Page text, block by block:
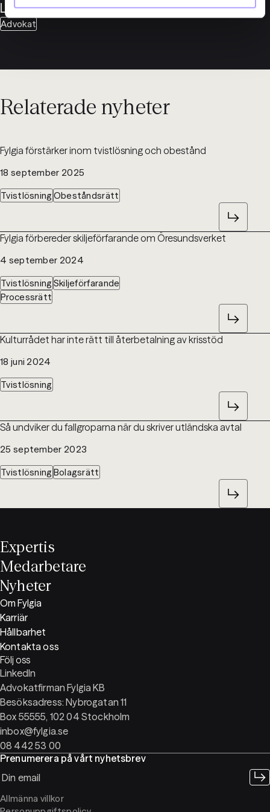
Advokat
Linder
Relaterade nyheter
18 september 2025
Tvistlösning Obeståndsrätt
Fylgia förstärker inom tvistlösning och obestånd
4 september 2024
Tvistlösning Skiljeförfarande
Processrätt
Fylgia förbereder skiljeförfarande om Öresundsverket
18 juni 2024
Tvistlösning
Kulturrådet har inte rätt till återbetalning av krisstöd
25 september 2023
Tvistlösning Bolagsrätt
Så undviker du fallgroparna när du skriver utländska avtal
Expertis
Medarbetare
Nyheter
Advokatfirman Fylgia KB
Besöksadress: Nybrogatan 11
Box 55555, 102 04 Stockholm
inbox@fylgia.se
08 442 53 00
Följ oss
LinkedIn
Om Fylgia
Karriär
Hållbarhet
Kontakta oss
Prenumerera på vårt nyhetsbrev
Allmänna villkor